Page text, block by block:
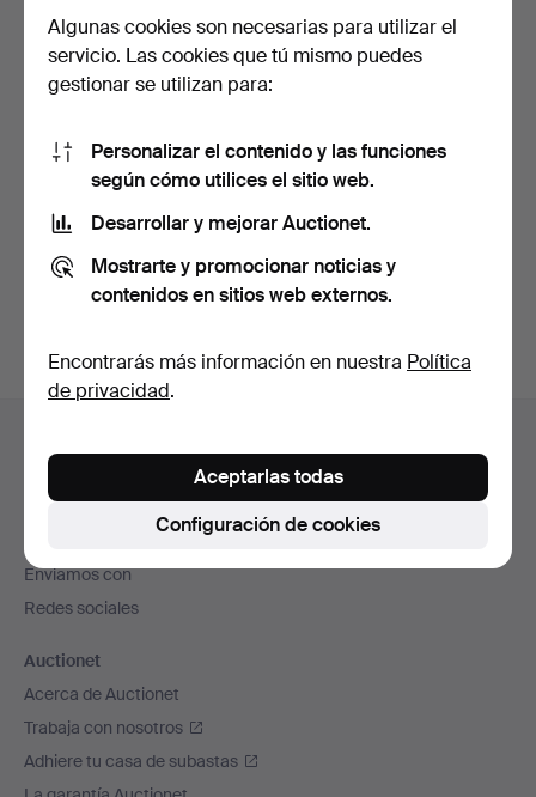
LOTE, Chatarra de plata.
5 horas 40 min
80 USD
RELIEVE DE PARED,
chapa, Escudo de Armas
64 USD
También puedes buscar ennuestro archivo de
subastas concluidas.
en
de
página
Contacta con el servicio de atención al cliente
Todas las casas de subastas
Enviamos con
Redes sociales
Auctionet
Acerca de Auctionet
Trabaja con nosotros
Adhiere tu casa de subastas
Algunas cookies son necesarias para utilizar el
servicio. Las cookies que tú mismo puedes
gestionar se utilizan para:
Personalizar el contenido y las funciones
según cómo utilices el sitio web.
Desarrollar y mejorar Auctionet.
Mostrarte y promocionar noticias y
contenidos en sitios web externos.
Encontrarás más información en nuestra Política
de privacidad.
Configuración de cookies
Aceptarlas todas